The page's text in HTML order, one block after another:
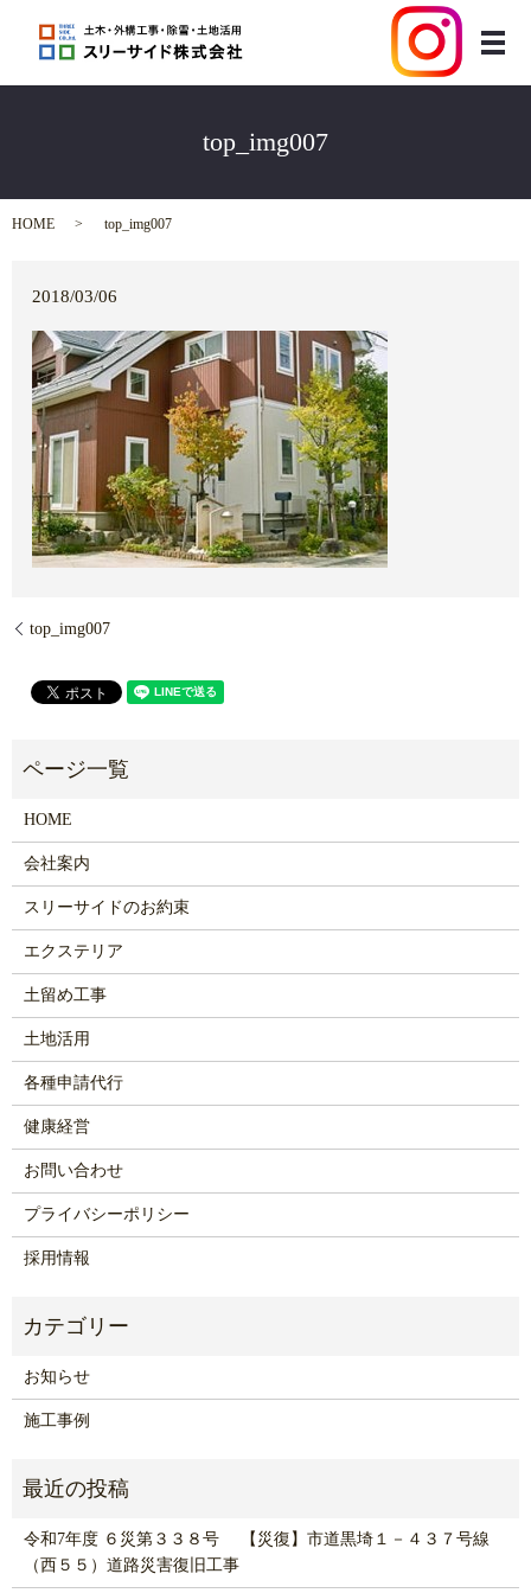
メ
top_img007
HOME top_img007
2018/03/06
top_img007
HOME
会社案内
スリーサイドのお約束
エクステリア
土留め工事
土地活用
各種申請代行
健康経営
お問い合わせ
プライバシーポリシー
採用情報
お知らせ
施工事例
令和7年度 ６災第３３８号 【災復】市道黒埼１－４３７号線
（西５５）道路災害復旧工事